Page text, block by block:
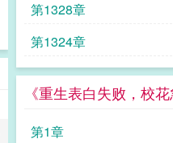
第1328章
第1324章
《重生表白失败，校
第1章